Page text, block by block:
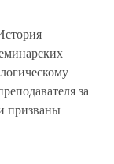
за
призваны